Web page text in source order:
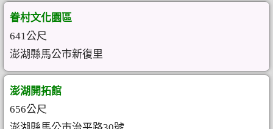
眷村文化園區
641公尺
澎湖縣馬公市新復里
澎湖開拓館
656公尺